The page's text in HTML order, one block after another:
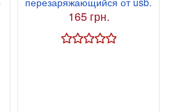
165 грн.